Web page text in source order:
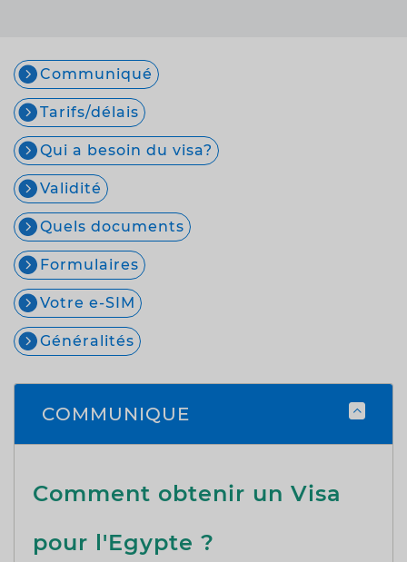
Communiqué
Tarifs/délais
Qui a besoin du visa?
Validité
Quels documents
Formulaires
Votre e-SIM
Généralités
COMMUNIQUE
Comment obtenir un Visa
pour l'Egypte ?